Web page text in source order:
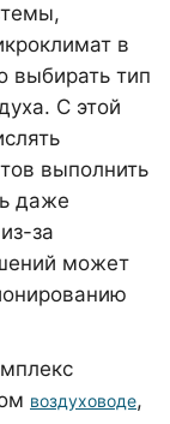
в
выбирать тип
С этой
выполнить
даже
за
может
воздуховоде,